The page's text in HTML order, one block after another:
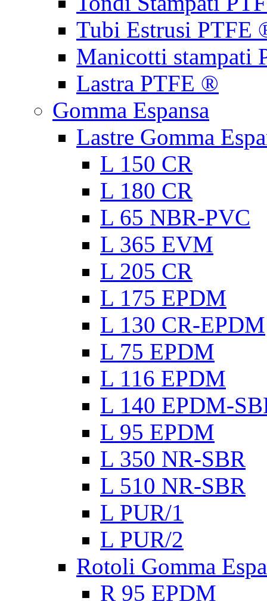
Tubi Estrusi PTFE
Manicotti stampati
Lastra PTFE ®
Gomma Espansa
Lastre Gomma
L 150 CR
L 180 CR
L 65 NBR-PVC
L 365 EVM
L 205 CR
L 175 EPDM
L 130 CR-EPDM
L 75 EPDM
L 116 EPDM
L 140 EPDM-
L 95 EPDM
L 350 NR-SBR
L 510 NR-SBR
L PUR/1
L PUR/2
Rotoli Gomma
R 95 EPDM